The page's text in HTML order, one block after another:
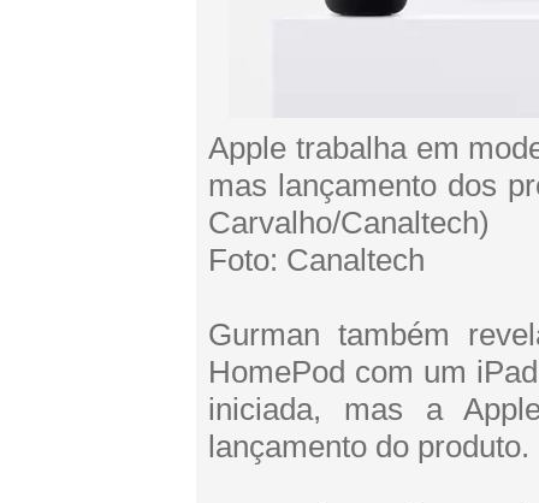
Apple trabalha em
mas lançamento dos
Carvalho/Canaltech)
Foto: Canaltech
Gurman também
HomePod com um
iniciada, mas a
lançamento do produto.